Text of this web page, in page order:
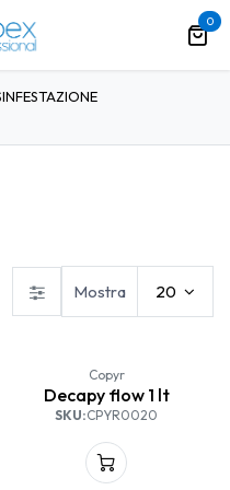
0
Mostra 20
Copyr
Decapy flow 1 lt
SKU:CPYR0020